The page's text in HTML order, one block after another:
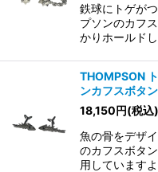
鉄球にトゲが
プソンのカフ
かりホールド
THOMPSON
ンカフスボタ
18,150円(税込)
魚の骨をデザ
のカフスボタ
用していますよ